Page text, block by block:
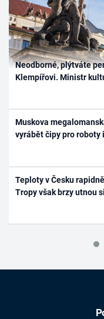
Neodborné, plýtváte
Klempířovi. Ministr
Muskova
vyrábět čipy pro roboty
Teploty v Česku
Tropy však brzy utnou